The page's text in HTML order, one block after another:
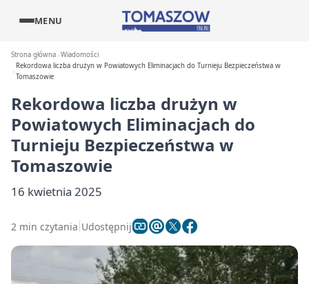
MENU
Strona główna Wiadomości
Rekordowa liczba drużyn w Powiatowych Eliminacjach do Turnieju Bezpieczeństwa w
Tomaszowie
Rekordowa liczba drużyn w
Powiatowych Eliminacjach do
Turnieju Bezpieczeństwa w
Tomaszowie
16 kwietnia 2025
2 min czytania Udostępnij